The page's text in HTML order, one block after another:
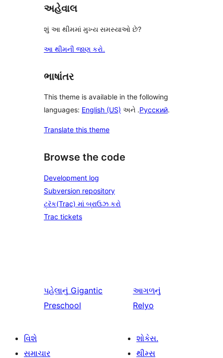
અહેવાલ
શું આ થીમમાં મુખ્ય સમસ્યાઓ છે?
આ થીમની જાણ કરો.
ભાષાંતર
This theme is available in the following
languages: English (US) અને .Русский.
Translate this theme
Browse the code
Development log
Subversion repository
ટ્રૅક(Trac) માં બ્રાઉઝ કરો
Trac tickets
પહેલાનું Gigantic
Preschool
આગળનું
Relyo
વિશે
સમાચાર
શોકેસ.
થીમ્સ